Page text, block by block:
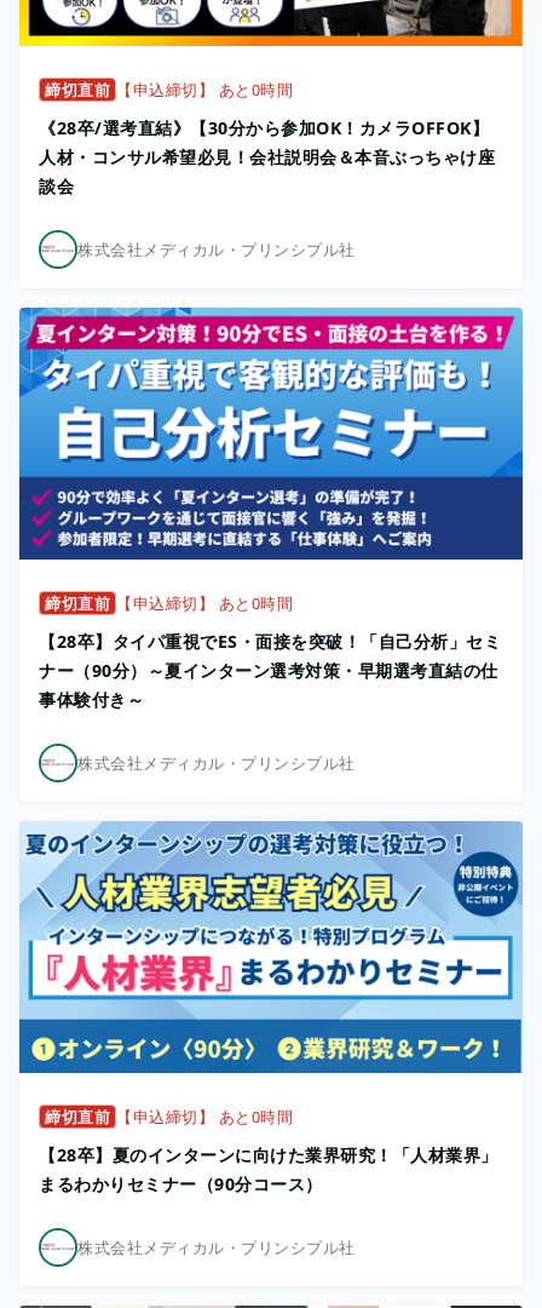
締切直前 【申込締切】 あと0時間
《28卒/選考直結》【30分から参加OK！カメラOFFOK】
人材・コンサル希望必見！会社説明会＆本音ぶっちゃけ座
談会
株式会社メディカル・プリンシプル社
締切直前 【申込締切】 あと0時間
【28卒】タイパ重視でES・面接を突破！「自己分析」セミ
ナー（90分）～夏インターン選考対策・早期選考直結の仕
事体験付き～
株式会社メディカル・プリンシプル社
締切直前 【申込締切】 あと0時間
【28卒】夏のインターンに向けた業界研究！「人材業界」
まるわかりセミナー（90分コース）
株式会社メディカル・プリンシプル社